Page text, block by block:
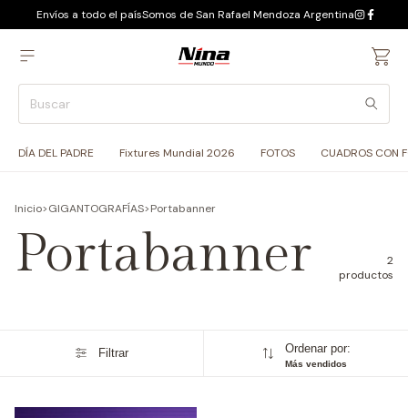
Envíos a todo el paísSomos de San Rafael Mendoza Argentina
DÍA DEL PADRE Fixtures Mundial 2026 FOTOS CUADROS CON
Inicio>GIGANTOGRAFÍAS>Portabanner
Portabanner
2
productos
Filtrar Ordenar por:
Más vendidos